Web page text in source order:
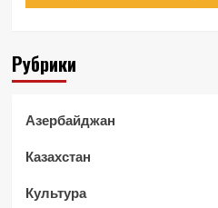
Рубрики
Азербайджан
Казахстан
Культура